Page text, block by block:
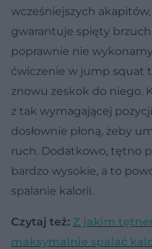
wcześniejszych
gwarantuje spięty
poprawnie nie
ćwiczenie w jump squat
znowu zeskok do niego.
z tak wymagającej
dosłownie płoną, żeby
ruch. Dodatkowo, tętno
bardzo wysokie, a to
spalanie kalorii.
Czytaj też: Z jakim
maksymalnie spalać